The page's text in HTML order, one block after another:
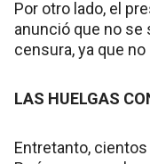
Por otro lado, el
anunció que no se
censura, ya que
LAS HUELGAS
Entretanto,